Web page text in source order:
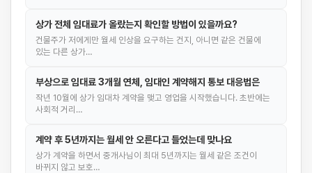
상가 전체 임대료가 올랐는지 확인할 방법이 있을까요?
건물주가 저에게만 월세 인상을 요구하는 건지, 아니면 같은 건물에
있는 다른 상가…
부상으로 임대료 3개월 연체, 임대인 계약해지 통보 대응법은
작년 10월에 상가 임대차 계약을 맺고 영업을 시작했습니다. 초반에는
사회적 거리…
계약 후 5년까지는 월세 안 오른다고 들었는데 맞나요
상가 계약을 하면서 중개사님이 최대 5년까지는 월세 같은 조건이
바뀌지 않고 보호…